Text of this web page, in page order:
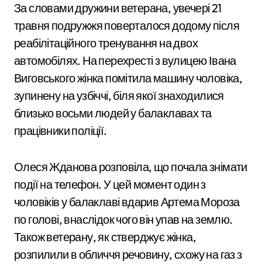
За словами дружини ветерана, увечері 21
травня подружжя поверталося додому після
реабілітаційного тренування на двох
автомобілях. На перехресті з вулицею Івана
Виговського жінка помітила машину чоловіка,
зупинену на узбіччі, біля якої знаходилися
близько восьми людей у балаклавах та
працівники поліції.
Олеся Жданова розповіла, що почала знімати
події на телефон. У цей момент один з
чоловіків у балаклаві вдарив Артема Мороза
по голові, внаслідок чого він упав на землю.
Також ветерану, як стверджує жінка,
розпилили в обличчя речовину, схожу на газ з